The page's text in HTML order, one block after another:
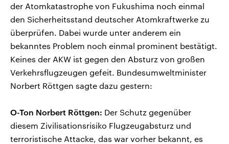
der Atomkatastrophe von Fukushima noch einmal
den Sicherheitsstand deutscher Atomkraftwerke zu
überprüfen. Dabei wurde unter anderem ein
bekanntes Problem noch einmal prominent bestätigt.
Keines der AKW ist gegen den Absturz von großen
Verkehrsflugzeugen gefeit. Bundesumweltminister
Norbert Röttgen sagte dazu gestern:
O-Ton Norbert Röttgen: Der Schutz gegenüber
diesem Zivilisationsrisiko Flugzeugabsturz und
terroristische Attacke, das war vorher bekannt, es